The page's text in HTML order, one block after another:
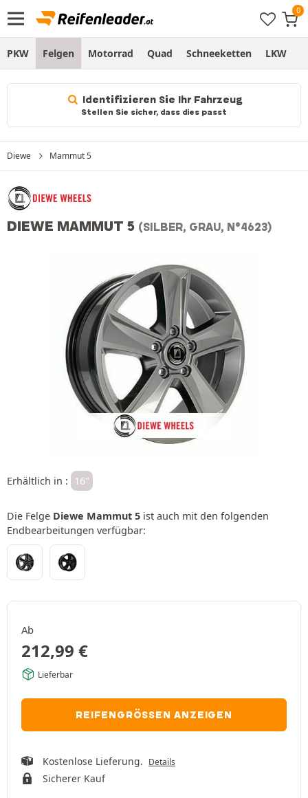
PKW Felgen Motorrad Quad Schneeketten LKW
Identifizieren Sie Ihr Fahrzeug
Stellen Sie sicher, dass dies passt
Diewe Mammut 5
DIEWE MAMMUT 5 (SILBER, GRAU, N°4623)
Erhältlich in : 16"
Die Felge Diewe Mammut 5 ist auch mit den folgenden
Endbearbeitungen verfügbar:
Ab
212,99 €
Lieferbar
REIFENGRÖSSEN ANZEIGEN
Kostenlose Lieferung. Details
Sicherer Kauf